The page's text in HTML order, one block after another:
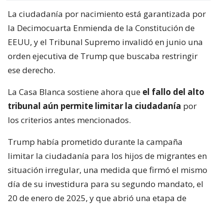
La ciudadanía por nacimiento está garantizada por
la Decimocuarta Enmienda de la Constitución de
EEUU, y el Tribunal Supremo invalidó en junio una
orden ejecutiva de Trump que buscaba restringir
ese derecho.
La Casa Blanca sostiene ahora que el fallo del alto
tribunal aún permite limitar la ciudadanía por
los criterios antes mencionados.
Trump había prometido durante la campaña
limitar la ciudadanía para los hijos de migrantes en
situación irregular, una medida que firmó el mismo
día de su investidura para su segundo mandato, el
20 de enero de 2025, y que abrió una etapa de